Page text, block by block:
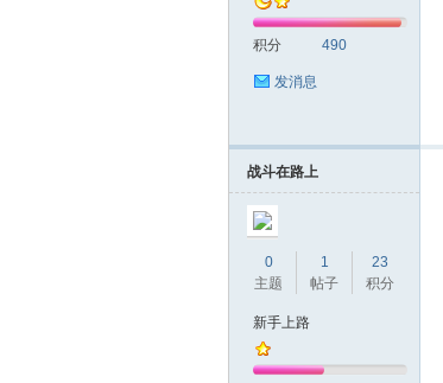
积分 490
发消息
战斗在路上
0
主题
1
帖子
23
积分
新手上路